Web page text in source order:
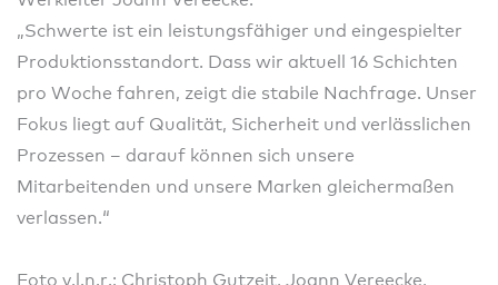
„Schwerte ist ein leistungsfähiger und eingespielter
Produktionsstandort. Dass wir aktuell 16 Schichten
pro Woche fahren, zeigt die stabile Nachfrage. Unser
Fokus liegt auf Qualität, Sicherheit und verlässlichen
Prozessen – darauf können sich unsere
Mitarbeitenden und unsere Marken gleichermaßen
verlassen.“
Foto v.l.n.r.: Christoph Gutzeit, Joann Vereecke,